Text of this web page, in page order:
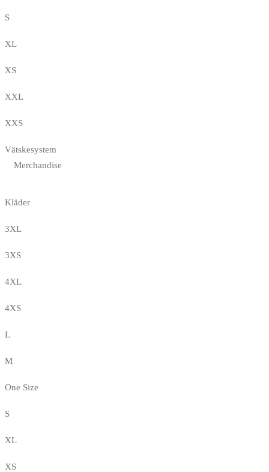
S
XL
XS
XXL
XXS
Vätskesystem
Merchandise
Kläder
3XL
3XS
4XL
4XS
L
M
One Size
S
XL
XS